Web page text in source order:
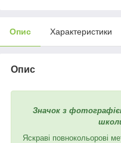
Опис Характеристики
Опис
Значок з
Яскраві повнокольорові